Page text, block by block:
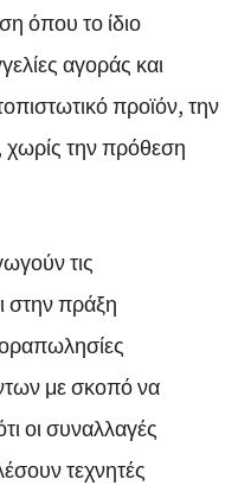
όπου το ίδιο
αγοράς και
προϊόν, την
χωρίς την πρόθεση
τις
στην πράξη
με σκοπό να
οι συναλλαγές
τεχνητές